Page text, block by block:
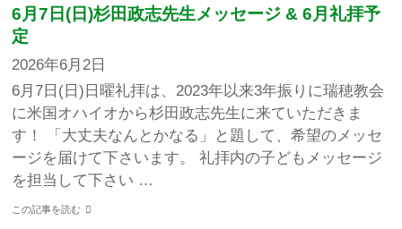
6月7日(日)杉田政志先生メッセージ & 6月礼拝予
定
2026年6月2日
6月7日(日)日曜礼拝は、2023年以来3年振りに瑞穂教会
に米国オハイオから杉田政志先生に来ていただきま
す！ 「大丈夫なんとかなる」と題して、希望のメッセ
ージを届けて下さいます。 礼拝内の子どもメッセージ
を担当して下さい …
この記事を読む